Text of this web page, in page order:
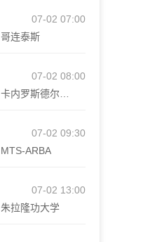
07-02 07:00
哥连泰斯
07-02 08:00
07-02 09:30
MTS-ARBA
07-02 13:00
朱拉隆功大学